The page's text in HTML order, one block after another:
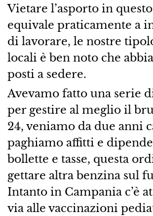
Vietare l’asporto in
equivale praticamente a
di lavorare, le nostre
locali è ben noto che
posti a sedere.
Avevamo fatto una serie
per gestire al meglio il
24, veniamo da due anni
paghiamo affitti e
bollette e tasse, questa
gettare altra benzina sul
Intanto in Campania c’è
via alle vaccinazioni